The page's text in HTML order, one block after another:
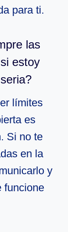
para ti.
las
estoy
límites
es
Si no te
en la
y
funcione